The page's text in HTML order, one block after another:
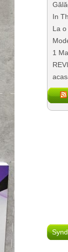
In
La
1